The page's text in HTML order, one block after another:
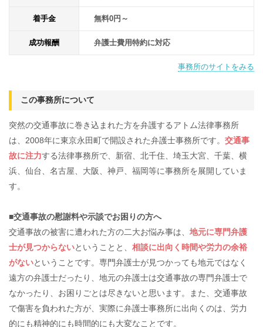
着手金 無料0円～
成功報酬 弁護士費用特約に対応
事務所のサイトをみる
この事務所について
突然の交通事故に巻き込まれた方を弁護するアトム法律事務所
は、2008年に東京永田町で開設された弁護士事務所です。 交通事
故に注力する法律事務所で、新宿、北千住、埼玉大宮、千葉、横
浜、仙台、名古屋、大阪、神戸、福岡等に事務所を展開していま
す。
■交通事故の慰謝料や示談でお困りの方へ
交通事故の被害に遭われた方の二大お悩み事は、 地元に専門弁護
士が見つからないということと、 相談に出向く時間や労力の余裕
がないということです。専門弁護士が見つかっても地元ではなく
遠方の弁護士だったり、地元の弁護士は交通事故の専門弁護士で
なかったり、お困りごとは尽きないと思います。また、交通事故
で傷害を負われた方が、実際に弁護士事務所に出向くのは、労力
的にも精神的にも時間的にも大変なことです。